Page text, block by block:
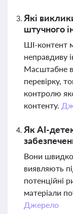
Які
штучного
ШІ-контент
неправдиву
Масштабне
перевірку,
контролю
контенту.
Як AI-
Вони швидко
виявляють
потенційні
матеріали
Джерело